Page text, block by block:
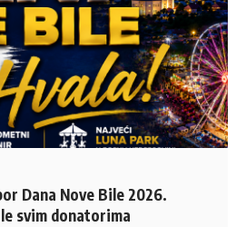
Dana Nove Bile 2026.
svim donatorima